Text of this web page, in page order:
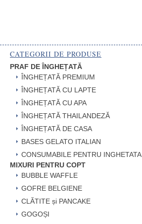
CATEGORII DE PRODUSE
PRAF DE ÎNGHEȚATĂ
ÎNGHEȚATĂ PREMIUM
ÎNGHEȚATĂ CU LAPTE
ÎNGHEȚATĂ CU APA
ÎNGHEȚATĂ THAILANDEZĂ
ÎNGHEȚATĂ DE CASA
BASES GELATO ITALIAN
CONSUMABILE PENTRU INGHETATA
MIXURI PENTRU COPT
BUBBLE WAFFLE
GOFRE BELGIENE
CLĂTITE și PANCAKE
GOGOȘI